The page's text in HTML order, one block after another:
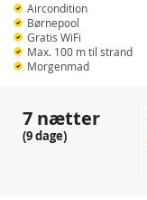
Aircondition
Børnepool
Gratis WiFi
Max. 100 m til strand
Morgenmad
7 nætter
(9 dage)